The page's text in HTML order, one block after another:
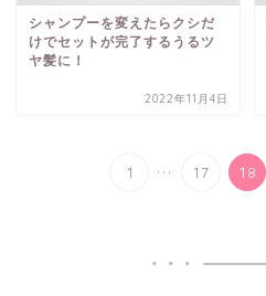
シャンプーを変えたらクシだ
けでセットが完了するうるツ
ヤ髪に！
2022年11月4日
1 ... 17 18